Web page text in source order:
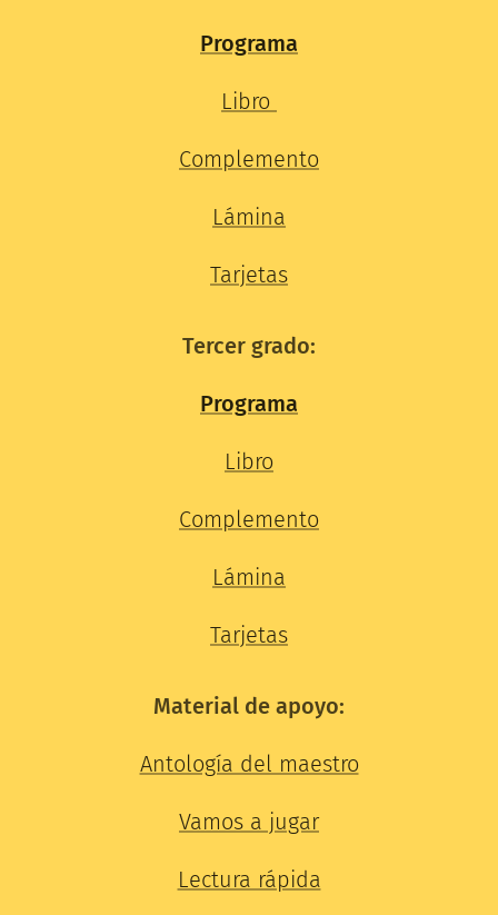
Programa
Libro
Complemento
Lámina
Tarjetas
Tercer grado:
Programa
Libro
Complemento
Lámina
Tarjetas
Material de apoyo:
Antología del maestro
Vamos a jugar
Lectura rápida